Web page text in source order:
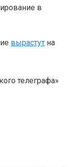
в
вырастут на
телеграфа»